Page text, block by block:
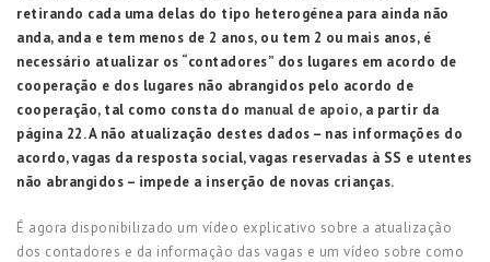
retirando cada uma delas do tipo heterogénea para ainda não
anda, anda e tem menos de 2 anos, ou tem 2 ou mais anos, é
necessário atualizar os “contadores” dos lugares em acordo de
cooperação e dos lugares não abrangidos pelo acordo de
cooperação, tal como consta do manual de apoio, a partir da
página 22. A não atualização destes dados – nas informações do
acordo, vagas da resposta social, vagas reservadas à SS e utentes
não abrangidos – impede a inserção de novas crianças.
É agora disponibilizado um vídeo explicativo sobre a atualização
dos contadores e da informação das vagas e um vídeo sobre como